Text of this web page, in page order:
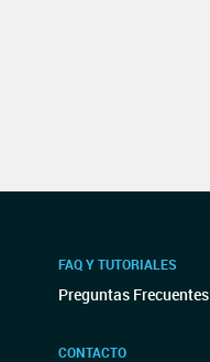
FAQ Y TUTORIALES
Preguntas Frecuentes
CONTACTO